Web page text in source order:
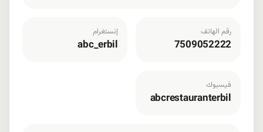
رقم الهاتف
7509052222
إنستغرام
abc_erbil
فيسبوك
abcrestauranterbil